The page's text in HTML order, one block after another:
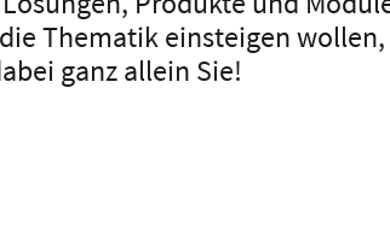
Thematik einsteigen
ganz allein Sie!